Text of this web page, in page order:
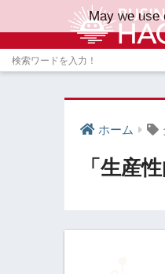
ホーム
「生産
May we use